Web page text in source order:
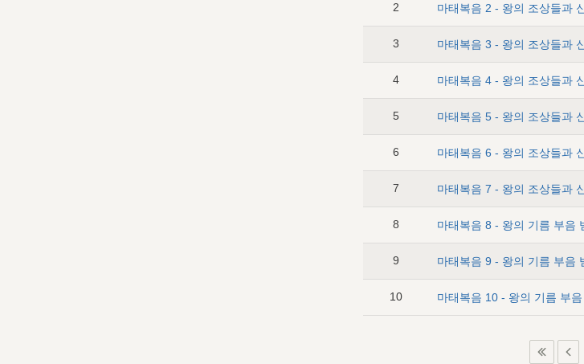
2 마태복음 2 - 왕의 조상들과
3 마태복음 3 - 왕의 조상들과
4 마태복음 4 - 왕의 조상들과
5 마태복음 5 - 왕의 조상들과
6 마태복음 6 - 왕의 조상들과
7 마태복음 7 - 왕의 조상들과
8 마태복음 8 - 왕의 기름 부음
9 마태복음 9 - 왕의 기름 부음
10 마태복음 10 - 왕의 기름 부